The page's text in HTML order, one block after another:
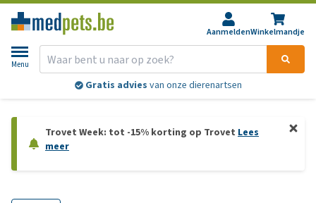
AanmeldenWinkelmandje
Menu
Gratis advies van onze dierenartsen
Trovet Week: tot -15% korting op Trovet Lees
meer